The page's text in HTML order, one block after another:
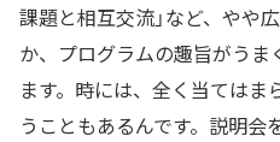
課題と相互交流」など、やや
か、プログラムの趣旨がうま
ます。時には、全く当ては
うこともあるんです。説明会